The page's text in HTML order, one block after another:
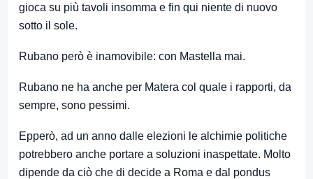
gioca su più tavoli insomma e fin qui niente di nuovo
sotto il sole.
Rubano però è inamovibile: con Mastella mai.
Rubano ne ha anche per Matera col quale i rapporti, da
sempre, sono pessimi.
Epperò, ad un anno dalle elezioni le alchimie politiche
potrebbero anche portare a soluzioni inaspettate. Molto
dipende da ciò che di decide a Roma e dal pondus